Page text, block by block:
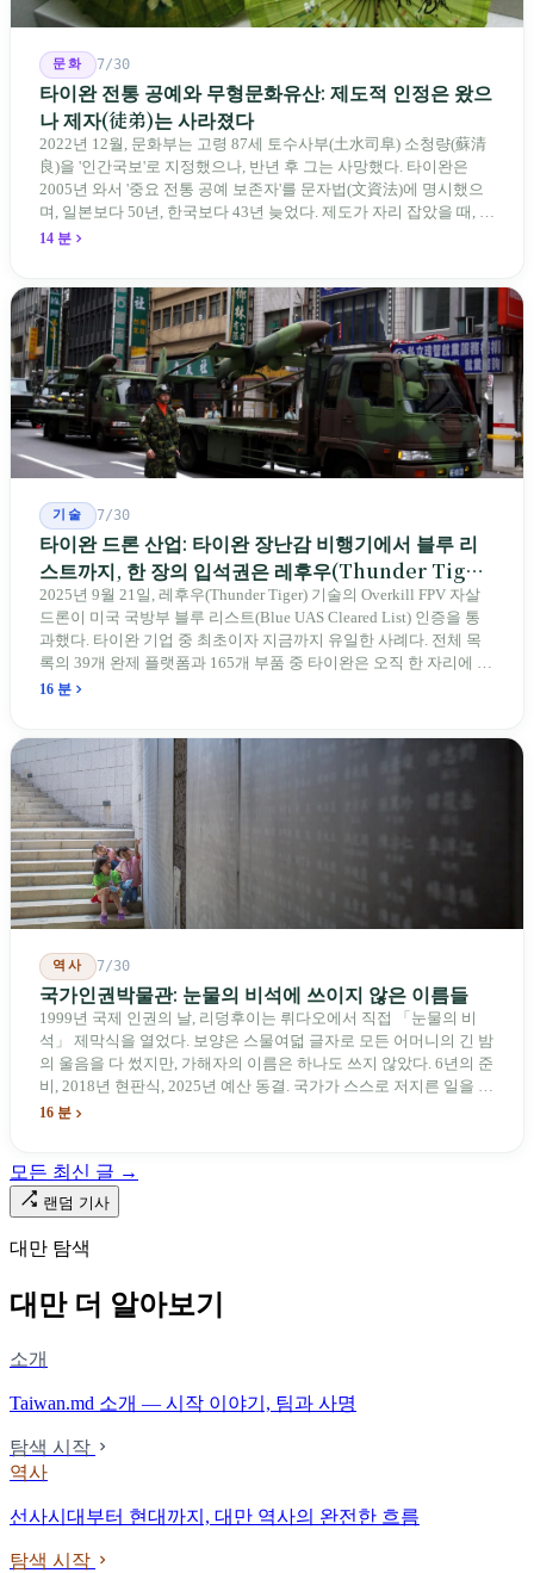
문화 7/30
타이완 전통 공예와 무형문화유산: 제도적 인정은 왔으
나 제자(徒弟)는 사라졌다
2022년 12월, 문화부는 고령 87세 토수사부(土水司阜) 소청량(蘇清
良)을 '인간국보'로 지정했으나, 반년 후 그는 사망했다. 타이완은
2005년 와서 '중요 전통 공예 보존자'를 문자법(文資法)에 명시했으
며, 일본보다 50년, 한국보다 43년 늦었다. 제도가 자리 잡았을 때, 제
자 제도는 이미 1970-80년대 산업화 과정에서 붕괴되었다. 600여 명
14 분
기술 7/30
타이완 드론 산업: 타이완 장난감 비행기에서 블루 리
스트까지, 한 장의 입석권은 레후우(Thunder Tiger)
에게
2025년 9월 21일, 레후우(Thunder Tiger) 기술의 Overkill FPV 자살
드론이 미국 국방부 블루 리스트(Blue UAS Cleared List) 인증을 통
과했다. 타이완 기업 중 최초이자 지금까지 유일한 사례다. 전체 목
록의 39개 완제 플랫폼과 165개 부품 중 타이완은 오직 한 자리에 불
과하다. 2026년 4월, 미국 양당 소속 상원의원 4명이 《타이완을 위
를 드러낸다: 타이완의 진입이 너무 느려 미국 스스로가 입법을 통해
장벽을 낮춰야 한다는 점이다. 타이완에서 46년간 원격 조종 장난감
비행기를 만들어 온 한 회사가 오하이오주에 두 번째 공장을 건설할
계획을 세우고 있다.
16 분
역사 7/30
국가인권박물관: 눈물의 비석에 쓰이지 않은 이름들
1999년 국제 인권의 날, 리덩후이는 뤼다오에서 직접 「눈물의 비
석」 제막식을 열었다. 보양은 스물여덟 글자로 모든 어머니의 긴 밤
의 울음을 다 썼지만, 가해자의 이름은 하나도 쓰지 않았다. 6년의 준
비, 2018년 현판식, 2025년 예산 동결. 국가가 스스로 저지른 일을 기
념하기 위해 스스로 세운 박물관. 계엄 해제 39년 동안 사법 재판을
16 분
모든 최신 글 →
랜덤 기사
대만 탐색
대만 더 알아보기
소개
Taiwan.md 소개 — 시작 이야기, 팀과 사명
탐색 시작
역사
선사시대부터 현대까지, 대만 역사의 완전한 흐름
탐색 시작